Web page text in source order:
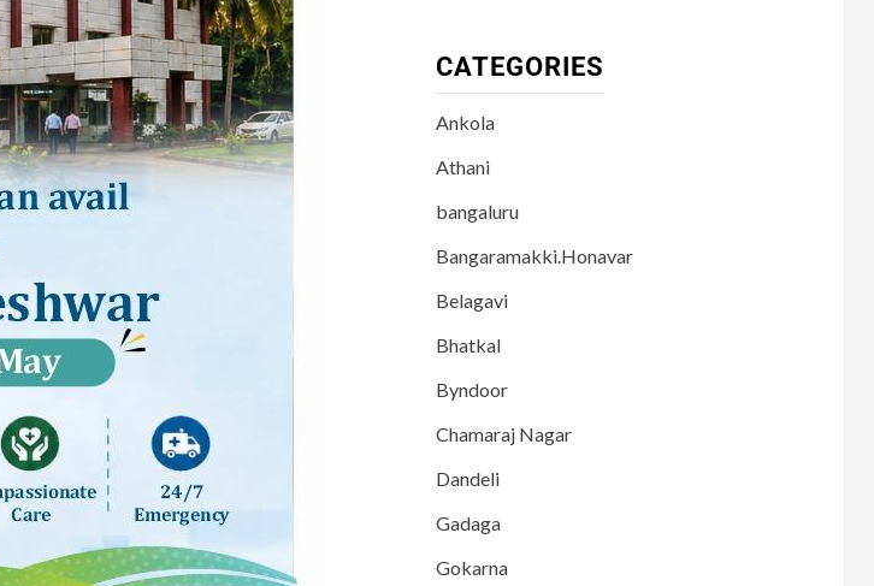
CATEGORIES
Ankola
Athani
bangaluru
Bangaramakki.Honavar
Belagavi
Bhatkal
Byndoor
Chamaraj Nagar
Dandeli
Gadaga
Gokarna